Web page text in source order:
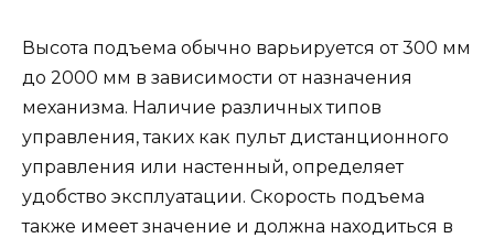
Высота подъема обычно варьируется от 300 мм
до 2000 мм в зависимости от назначения
механизма. Наличие различных типов
управления, таких как пульт дистанционного
управления или настенный, определяет
удобство эксплуатации. Скорость подъема
также имеет значение и должна находиться в